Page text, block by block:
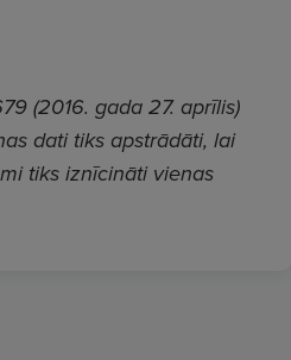
(2016. gada 27. aprīlis)
dati tiks apstrādāti, lai
tiks iznīcināti vienas